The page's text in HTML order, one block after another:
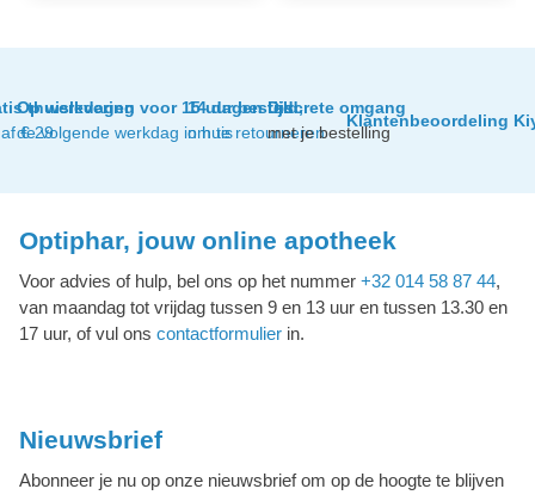
thuislevering
€ 29
Op werkdagen voor 15 uur besteld,
de volgende werkdag in huis
14 dagen tijd
om te retourneren
Discrete omgang
met je bestelling
Klantenbeoordeling
Optiphar, jouw online apotheek
Voor advies of hulp, bel ons op het nummer +32 014 58 87 44,
van maandag tot vrijdag tussen 9 en 13 uur en tussen 13.30 en
17 uur, of vul ons contactformulier in.
Nieuwsbrief
Abonneer je nu op onze nieuwsbrief om op de hoogte te blijven